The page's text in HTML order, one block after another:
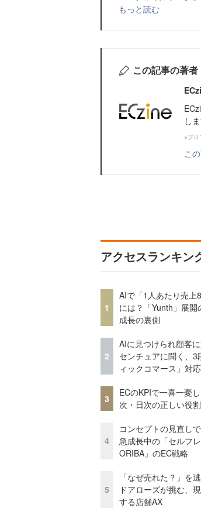
もっと読む
この記事の著者
しま
※プロ
こ
アクセスランキン
1
AIで「1人あたり売上
には？「Yunth」展
成長の裏側
2
AIに見つけられ顧客
センチュアに聞く、
ィックコマース」対応
3
ECのKPIで一喜一憂
次・日次の正しい役
4
コンセプトの見直し
急成長中の「セルフ
ORIBA」のEC戦略
5
「なぜ売れた？」を
ドアローズが挑む、
する店舗AX